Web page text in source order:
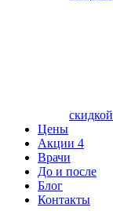
Цены
Акции 4
Врачи
До и после
Блог
Контакты